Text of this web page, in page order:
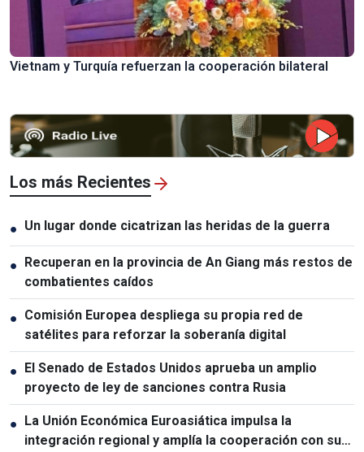
Vietnam y Turquía refuerzan la cooperación bilateral
Los más Recientes
● Un lugar donde cicatrizan las heridas de la guerra
● Recuperan en la provincia de An Giang más restos de
combatientes caídos
● Comisión Europea despliega su propia red de
satélites para reforzar la soberanía digital
● El Senado de Estados Unidos aprueba un amplio
proyecto de ley de sanciones contra Rusia
● La Unión Económica Euroasiática impulsa la
integración regional y amplía la cooperación con sus